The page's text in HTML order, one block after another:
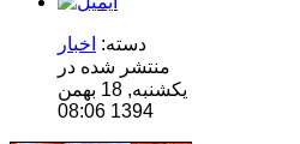
دسته: اخبار
منتشر شده در
یکشنبه, 18 بهمن
1394 08:06